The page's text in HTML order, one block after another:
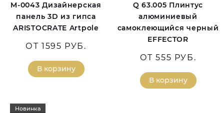
M-0043 Дизайнерская
панель 3D из гипса
ARISTOCRATE Artpole
ОТ 1595 РУБ.
В корзину
Q 63.005 Плинтус
алюминиевый
самоклеющийся черный
EFFECTOR
ОТ 555 РУБ.
В корзину
Новинка